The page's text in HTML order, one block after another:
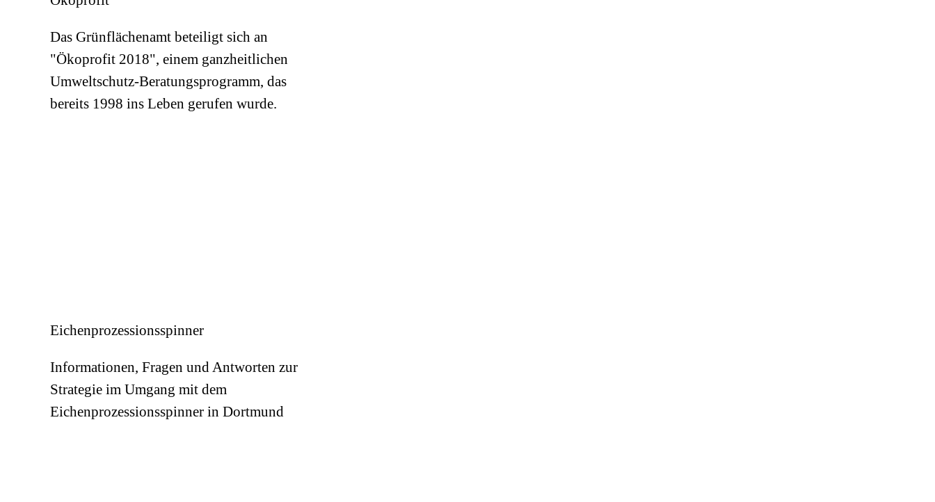
Das Grünflächenamt beteiligt sich an
"Ökoprofit 2018", einem ganzheitlichen
Umweltschutz-Beratungsprogramm, das
bereits 1998 ins Leben gerufen wurde.
Eichenprozessionsspinner
Informationen, Fragen und Antworten zur
Strategie im Umgang mit dem
Eichenprozessionsspinner in Dortmund